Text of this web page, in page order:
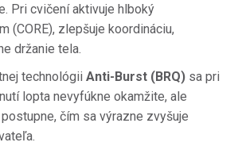
Pri cvičení aktivuje hlboký
(CORE), zlepšuje koordináciu,
držanie tela.
technológii Anti-Burst (BRQ) sa pri
lopta nevyfúkne okamžite, ale
čím sa výrazne zvyšuje